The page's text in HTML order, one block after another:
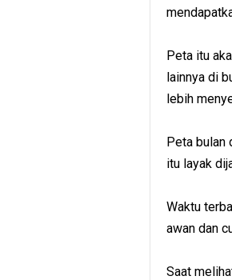
Peta itu
lainnya di
lebih
Peta bulan
itu layak
Waktu
awan dan
Saat